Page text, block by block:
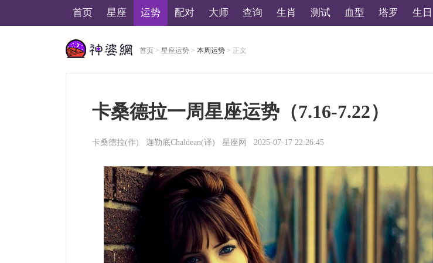
首页 星座 运势 配对 大师 查询 生肖 测试 血型 塔罗 生日
首页 > 星座运势 > 本周运势 > 正文
卡桑德拉一周星座运势（7.16-7.22）
卡桑德拉(作) 迦勒底Chaldean(译) 星座网 2025-07-17 22:26:45